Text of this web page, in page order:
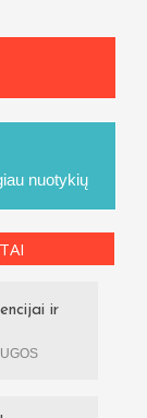
nuotykių
ir